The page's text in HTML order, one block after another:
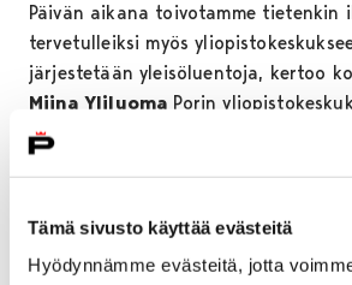
Tämä sivusto käyttää evästeitä
Hyödynnämme evästeitä, jotta
Päivän aikana toivotamme tietenkin
tervetulleiksi myös
järjestetään yleisöluentoja, kertoo
Miina Yliluoma Porin
Tänä vuonna ohjelmaa
aamusta iltaan asti. Tutkijat
tutkimukseen ja illalla Pori rock-
tiedettä rock-asenteella. Myös